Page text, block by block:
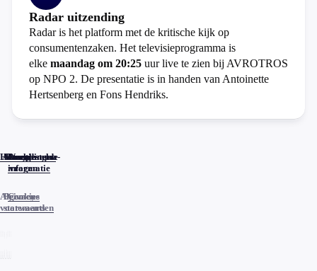
Radar uitzending
Radar is het platform met de kritische kijk op
consumentenzaken. Het televisieprogramma is
elke maandag om 20:25 uur live te zien bij AVROTROS
op NPO 2. De presentatie is in handen van Antoinette
Hertsenberg en Fons Hendriks.
Home
Actueel
Uitzendingen
Reacties
Programma-
informatie
Veelgestelde
vragen
Algemene
voorwaarden
Privacy
statements
Cookies